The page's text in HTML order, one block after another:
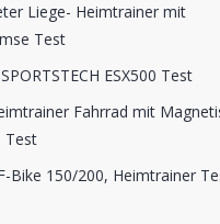
Liege- Heimtrainer mit
Test
ESX500 Test
Fahrrad mit
Test
Bike 150/200, Heimtrainer